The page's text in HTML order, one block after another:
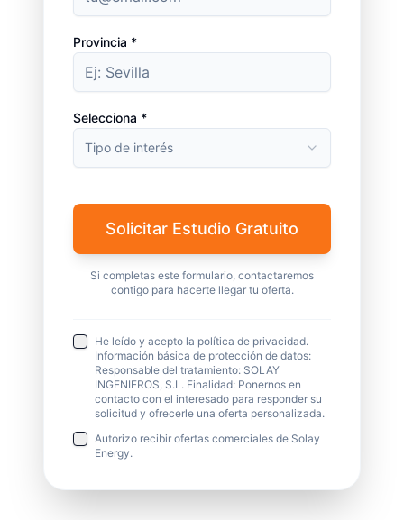
Provincia *
Selecciona *
Tipo de interés
Solicitar Estudio Gratuito
Si completas este formulario, contactaremos
contigo para hacerte llegar tu oferta.
He leído y acepto la política de privacidad.
Información básica de protección de datos:
Responsable del tratamiento: SOLAY
INGENIEROS, S.L. Finalidad: Ponernos en
contacto con el interesado para responder su
solicitud y ofrecerle una oferta personalizada.
Autorizo recibir ofertas comerciales de Solay
Energy.